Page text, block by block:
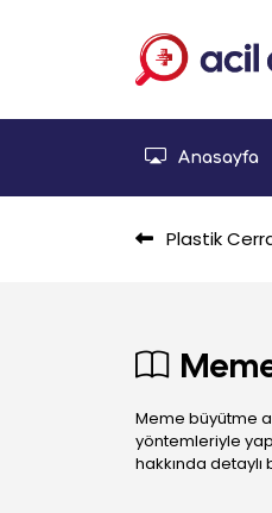
Anasayfa
Plastik
Meme büyütme
yöntemleriyle
hakkında detaylı